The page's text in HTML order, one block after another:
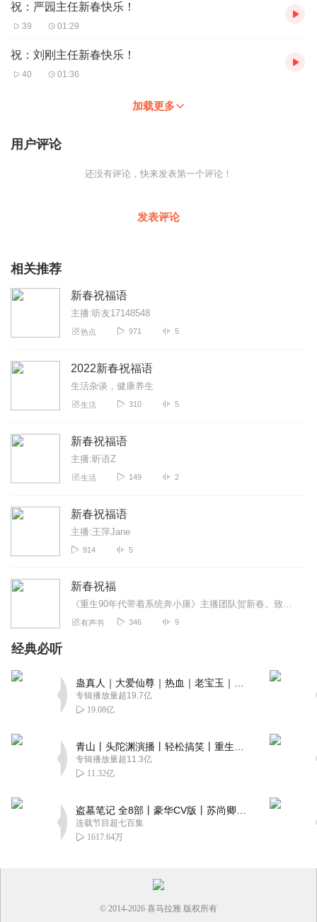
祝：严园主任新春快乐！
39 01:29
祝：刘刚主任新春快乐！
40 01:36
加载更多
用户评论
还没有评论，快来发表第一个评论！
发表评论
相关推荐
新春祝福语
主播:听友17148548
热点 971 5
2022新春祝福语
生活杂谈，健康养生
生活 310 5
新春祝福语
主播:昕语Z
生活 149 2
新春祝福语
主播:王萍Jane
914 5
新春祝福
《重生90年代带着系统奔小康》主播团队贺新春。致听众：感谢您一年的聆听。马年伊始，愿您脚下有坦途，心中有山海。无论何时，我们的声音，都是您温暖的归处。致同行：以...
有声书 346 9
经典必听
专辑播放量超19.7亿
19.08亿
专辑播放量超11.3亿
11.32亿
连载节目超七百集
1617.64万
© 2014-2026 喜马拉雅 版权所有